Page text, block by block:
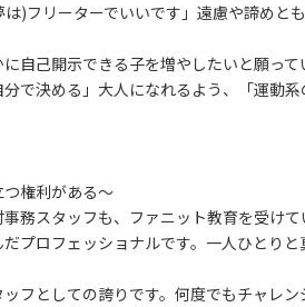
)フリーターでいいです」遠慮や諦めと
己開示できる子を増やしたいと願って
で決める」大人になれるよう、「運動
権利がある～
務スタッフも、ファニット教育を受け
プロフェッショナルです。一人ひとり
フとしての誇りです。何度でもチャレ